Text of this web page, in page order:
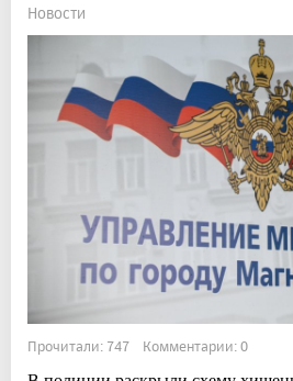
Новости
Прочитали: 747 Комментарии: 0